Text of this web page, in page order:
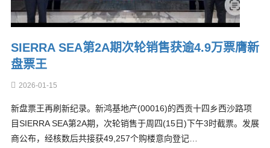
SIERRA SEA第2A期次轮销售获逾4.9万票膺新
盘票王
2026-01-15
新盘票王再刷新纪录。新鸿基地产(00016)的西贡十四乡西沙路项
目SIERRA SEA第2A期，次轮销售于周四(15日)下午3时截票。发展
商公布，经核数后共接获49,257个购楼意向登记…